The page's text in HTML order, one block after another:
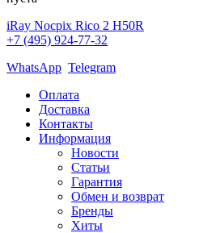
iRay Nocpix Rico 2 H50R
+7 (495) 924-77-32
WhatsApp Telegram
Оплата
Доставка
Контакты
Информация
Новости
Статьи
Гарантия
Обмен и возврат
Бренды
Хиты